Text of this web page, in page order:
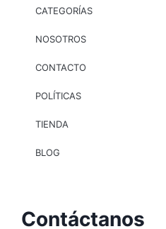
Contáctanos
CATEGORÍAS
NOSOTROS
CONTACTO
POLÍTICAS
TIENDA
BLOG